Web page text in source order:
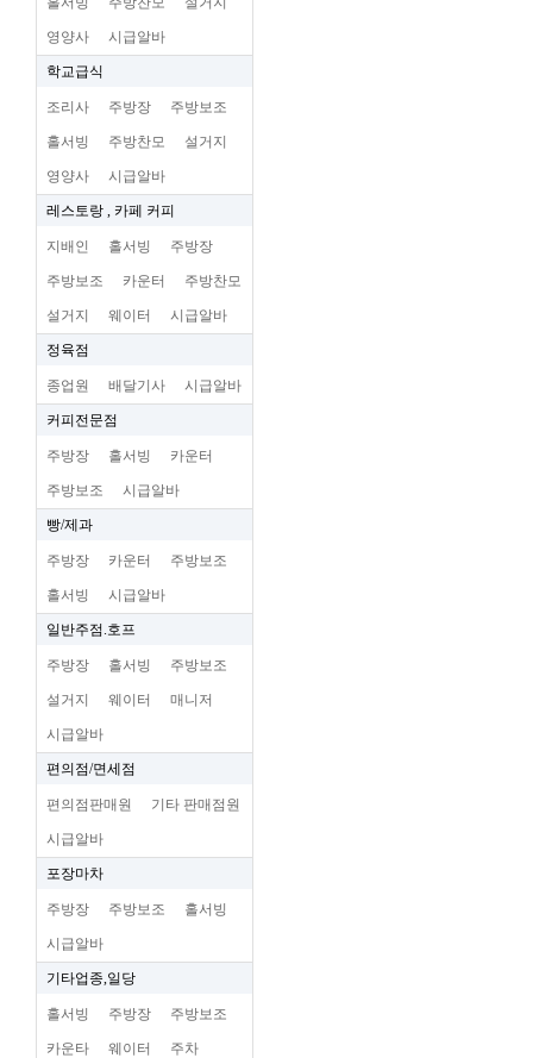
영양사 시급알바
학교급식
조리사 주방장 주방보조
홀서빙 주방찬모 설거지
영양사 시급알바
레스토랑 , 카페 커피
지배인 홀서빙 주방장
주방보조 카운터 주방찬모
설거지 웨이터 시급알바
정육점
종업원 배달기사 시급알바
커피전문점
주방장 홀서빙 카운터
주방보조 시급알바
빵/제과
주방장 카운터 주방보조
홀서빙 시급알바
일반주점.호프
주방장 홀서빙 주방보조
설거지 웨이터 매니저
시급알바
편의점/면세점
편의점판매원 기타 판매점원
시급알바
포장마차
주방장 주방보조 홀서빙
시급알바
기타업종,일당
홀서빙 주방장 주방보조
카운타 웨이터 주차